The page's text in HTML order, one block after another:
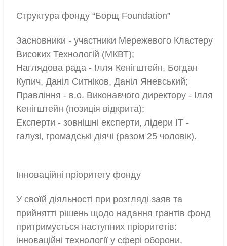
Структура фонду “Борщ Foundation”
Засновники - участники Мережевого Кластеру
Високих Технологій (МКВТ);
Наглядова рада - Ілля Кенігштейн, Богдан
Купич, Даніл Ситніков, Даніл Яневський;
Правління - в.о. Виконавчого директору - Ілля
Кенігштейн (позиція відкрита);
Експерти - зовнішні експерти, лідери ІТ -
галузі, громадські діячі (разом 25 чоловік).
Інноваційні пріоритету фонду
У своїй діяльності при розгляді заяв та
прийнятті рішень щодо надання грантів фонд
притримується наступних пріоритетів:
інноваційні технології у сфері оборони,